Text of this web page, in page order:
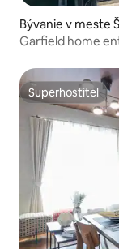
Bývanie v meste
Garfield home
Superhostiteľ
Superhostiteľ